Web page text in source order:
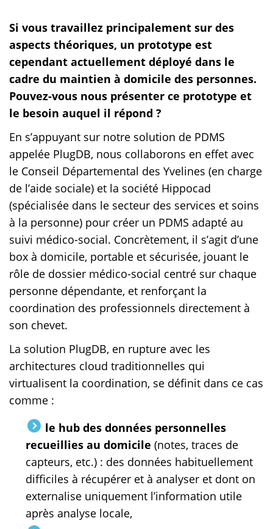
Si vous travaillez principalement sur des
aspects théoriques, un prototype est
cependant actuellement déployé dans le
cadre du maintien à domicile des personnes.
Pouvez-vous nous présenter ce prototype et
le besoin auquel il répond ?
En s’appuyant sur notre solution de PDMS
appelée PlugDB, nous collaborons en effet avec
le Conseil Départemental des Yvelines (en charge
de l’aide sociale) et la société Hippocad
(spécialisée dans le secteur des services et soins
à la personne) pour créer un PDMS adapté au
suivi médico-social. Concrètement, il s’agit d’une
box à domicile, portable et sécurisée, jouant le
rôle de dossier médico-social centré sur chaque
personne dépendante, et renforçant la
coordination des professionnels directement à
son chevet.
La solution PlugDB, en rupture avec les
architectures cloud traditionnelles qui
virtualisent la coordination, se définit dans ce cas
comme :
le hub des données personnelles
recueillies au domicile (notes, traces de
capteurs, etc.) : des données habituellement
difficiles à récupérer et à analyser et dont on
externalise uniquement l’information utile
après analyse locale,